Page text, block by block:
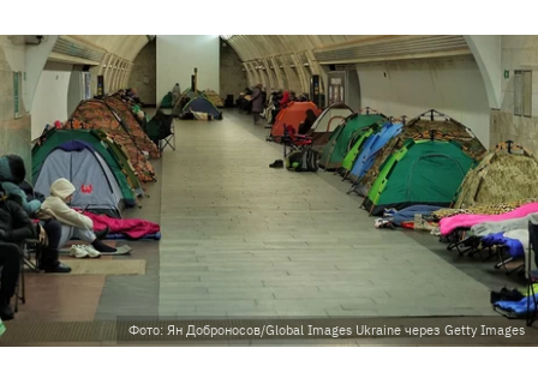
Фото: Ян Доброносов/Global Images Ukraine через Getty Images